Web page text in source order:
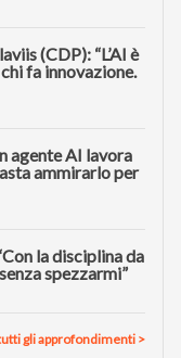
(CDP): “L’AI è
fa innovazione.
agente AI lavora
ammirarlo per
la disciplina da
spezzarmi”
gli approfondimenti >